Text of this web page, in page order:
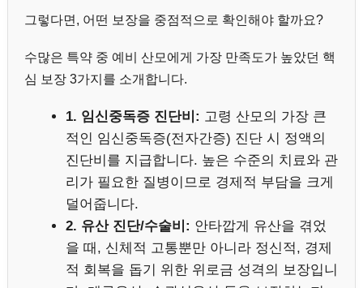
그렇다면, 어떤 보장을 중점적으로 확인해야 할까요?
수많은 특약 중 예비 산모에게 가장 만족도가 높았던 핵
심 보장 3가지를 소개합니다.
1. 임신중독증 진단비: 고령 산모의 가장 큰
적인 임신중독증(전자간증) 진단 시 정액의
진단비를 지급합니다. 높은 수준의 치료와 관
리가 필요한 질병이므로 경제적 부담을 크게
덜어줍니다.
2. 유산 진단/수술비: 안타깝게 유산을 겪었
을 때, 신체적 고통뿐만 아니라 정신적, 경제
적 회복을 돕기 위한 위로금 성격의 보장입니